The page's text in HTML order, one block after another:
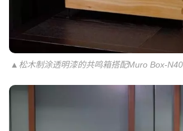
▲松木制涂透明漆的共鸣箱搭配Muro Box-